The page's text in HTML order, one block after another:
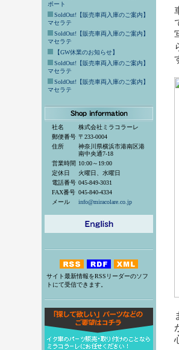
ポート
SoldOut!【販売車両入庫のご案内】
マセラテ
SoldOut!【販売車両入庫のご案内】
マセラテ
【GW休業のお知らせ】
SoldOut!【販売車両入庫のご案内】
マセラテ
SoldOut!【販売車両入庫のご案内】
マセラテ
社名
株式会社ミラコラーレ
郵便番号 〒233-0004
住所
神奈川県横浜市港南区港
南中央通7-18
営業時間 10:00～19:00
定休日
火曜日、水曜日
電話番号 045-849-3031
FAX番号 045-840-4334
メール
info@miracolare.co.jp
サイト最新情報をRSSリーダーのソフ
トにて受信できます。